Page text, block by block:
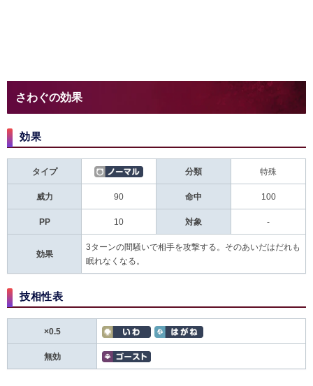
さわぐの効果
効果
タイプ 分類 特殊
威力 90 命中 100
PP 10 対象 -
効果
3ターンの間騒いで相手を攻撃する。そのあいだはだれも
眠れなくなる。
技相性表
×0.5
無効